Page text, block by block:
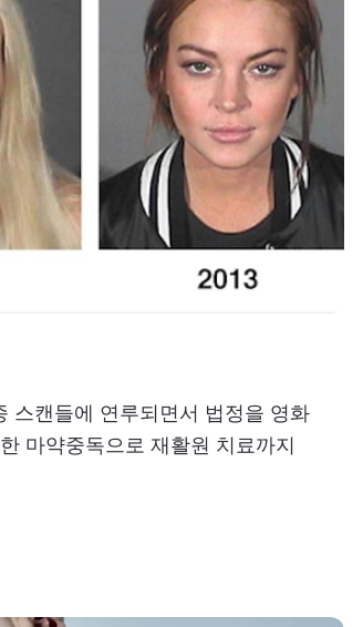
스캔들에 연루되면서 법정을 영화
마약중독으로 재활원 치료까지